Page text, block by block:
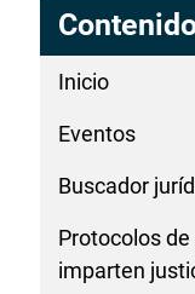
Inicio
Eventos
Buscador
Protocolos
imparten